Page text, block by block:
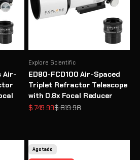
Air-
Explore Scientific
ED80-FCD100 Air-Spaced
Triplet Refractor Telescope
with 0.8x Focal Reducer
Precio de oferta
$ 749.99Precio normal
$ 819.98
Agotado